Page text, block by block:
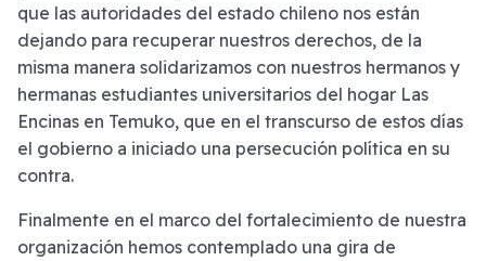
que las autoridades del estado chileno nos están
dejando para recuperar nuestros derechos, de la
misma manera solidarizamos con nuestros hermanos y
hermanas estudiantes universitarios del hogar Las
Encinas en Temuko, que en el transcurso de estos días
el gobierno a iniciado una persecución política en su
contra.
Finalmente en el marco del fortalecimiento de nuestra
organización hemos contemplado una gira de